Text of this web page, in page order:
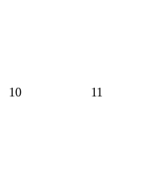
10 11